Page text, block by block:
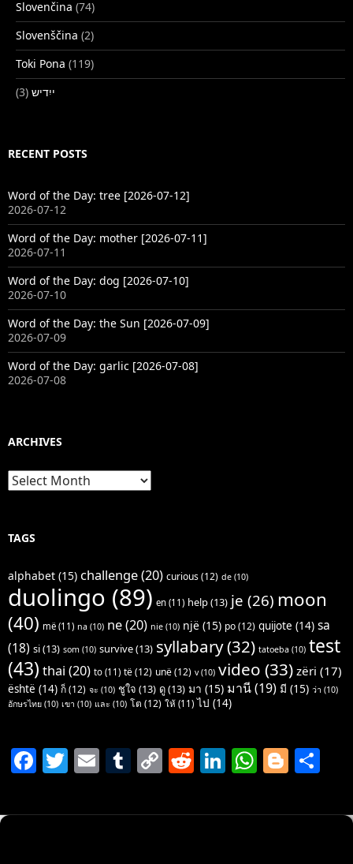
Slovenčina (74)
Slovenščina (2)
Toki Pona (119)
ייִדיש (3)
RECENT POSTS
Word of the Day: tree [2026-07-12]
2026-07-12
Word of the Day: mother [2026-07-11]
2026-07-11
Word of the Day: dog [2026-07-10]
2026-07-10
Word of the Day: the Sun [2026-07-09]
2026-07-09
Word of the Day: garlic [2026-07-08]
2026-07-08
ARCHIVES
Archives
TAGS
alphabet (15) challenge(20) curious(12) de (10)
duolingo (89) en (11) help(13) je (26) moon
(40) më (11) na (10) ne(20) nie (10) një (15) po(12) quijote (14) sa
(18) si(13) som (10) survive(13) syllabary(32) tatoeba (10) test
(43) thai (20) to (11) të(12) unë(12) v(10) video (33) zëri (17)
është (14) ก็(12) จะ (10) ชูใจ (13) ดู(13) มา (15) มานี(19) มี (15) ว่า (10)
อักษรไทย (10) เขา (10) และ (10) โต (12) ให้ (11) ไป (14)
F
c
T
itt
E
ai
T
m
C
p
R
d
Li
k
W
at
Bl
g ar